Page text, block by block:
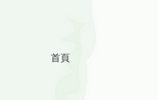
首頁